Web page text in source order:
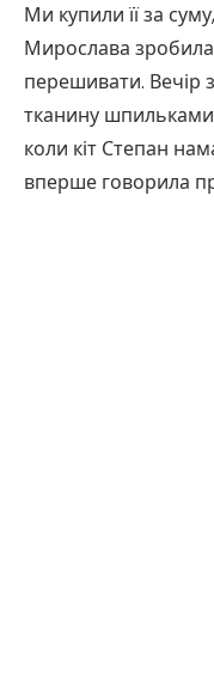
Ми купили її за
Мирослава
перешивати. Вечір
тканину
коли кіт Степан
вперше говорила